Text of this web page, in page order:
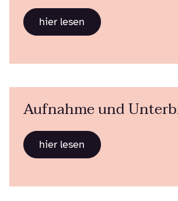
hier lesen
Aufnahme und
hier lesen